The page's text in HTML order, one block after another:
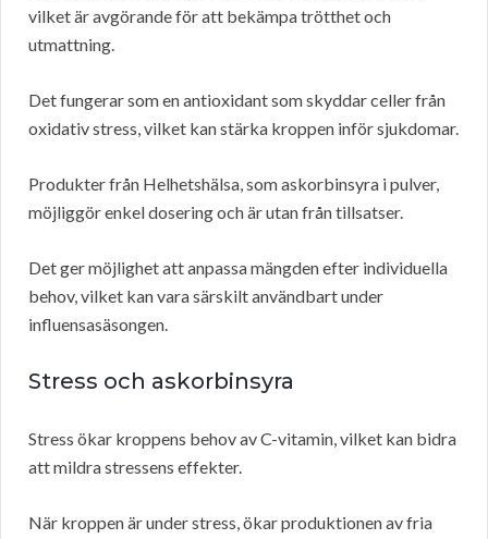
vilket är avgörande för att bekämpa trötthet och
utmattning.
Det fungerar som en antioxidant som skyddar celler från
oxidativ stress, vilket kan stärka kroppen inför sjukdomar.
Produkter från Helhetshälsa, som askorbinsyra i pulver,
möjliggör enkel dosering och är utan från tillsatser.
Det ger möjlighet att anpassa mängden efter individuella
behov, vilket kan vara särskilt användbart under
influensasäsongen.
Stress och askorbinsyra
Stress ökar kroppens behov av C-vitamin, vilket kan bidra
att mildra stressens effekter.
När kroppen är under stress, ökar produktionen av fria